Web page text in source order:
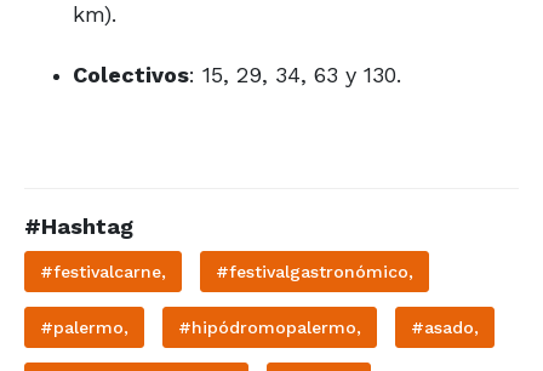
km).
Colectivos: 15, 29, 34, 63 y 130.
#Hashtag
#festivalcarne, #festivalgastronómico,
#palermo, #hipódromopalermo, #asado,